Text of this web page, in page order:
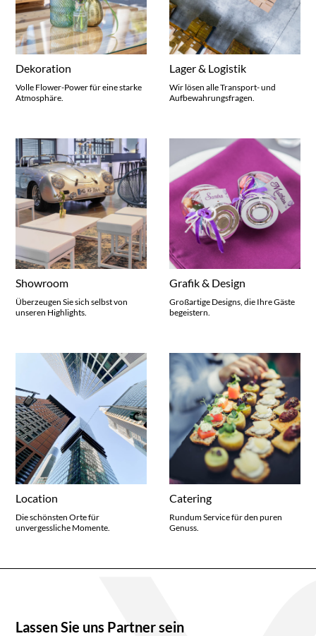
Dekoration
Volle Flower-Power für eine starke
Atmosphäre.
Lager & Logistik
Wir lösen alle Transport- und
Aufbewahrungsfragen.
Showroom
Überzeugen Sie sich selbst von
unseren Highlights.
Grafik & Design
Großartige Designs, die Ihre Gäste
begeistern.
Location
Die schönsten Orte für
unvergessliche Momente.
Catering
Rundum Service für den puren
Genuss.
Lassen Sie uns Partner sein